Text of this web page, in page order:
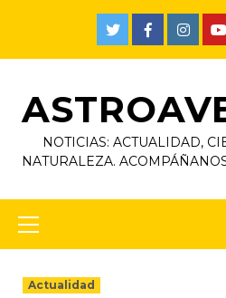
NOTICIAS: ACTUALIDAD,
NATURALEZA.
Actualidad